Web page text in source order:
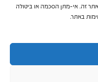
באתר זה. אי-מתן הסכמה או ביטולה
באתר.
החדשה